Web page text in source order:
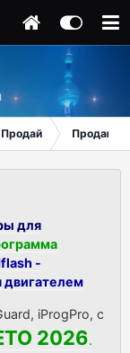
Продаю
для
-
двигателем
iProgPro, с
2026.